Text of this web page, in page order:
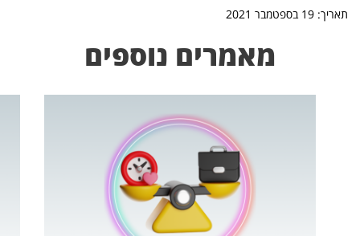
תאריך: 19 בספטמבר 2021
מאמרים נוספים